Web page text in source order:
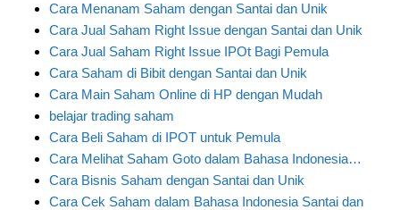
Cara Menanam Saham dengan Santai dan Unik
Cara Jual Saham Right Issue dengan Santai dan Unik
Cara Jual Saham Right Issue IPOt Bagi Pemula
Cara Saham di Bibit dengan Santai dan Unik
Cara Main Saham Online di HP dengan Mudah
belajar trading saham
Cara Beli Saham di IPOT untuk Pemula
Cara Melihat Saham Goto dalam Bahasa Indonesia…
Cara Bisnis Saham dengan Santai dan Unik
Cara Cek Saham dalam Bahasa Indonesia Santai dan